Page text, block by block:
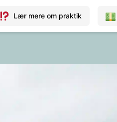
Lær mere om praktik